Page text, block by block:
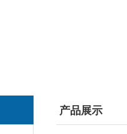
产品展示